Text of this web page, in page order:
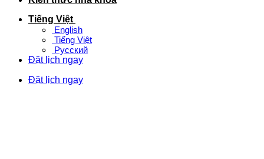
Tiếng Việt
English
Tiếng Việt
Русский
Đặt lịch ngay
Đặt lịch ngay